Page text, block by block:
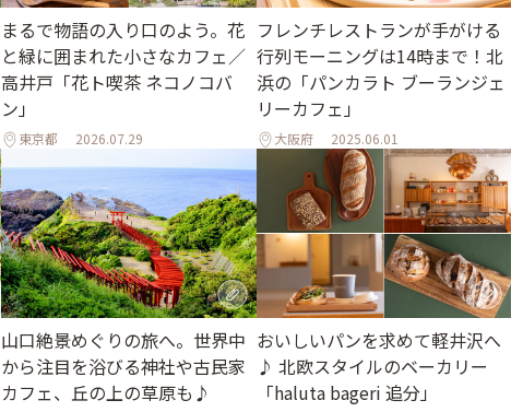
まるで物語の入り口のよう。花
と緑に囲まれた小さなカフェ／
高井戸「花ト喫茶 ネコノコバ
ン」
東京都 2026.07.29
フレンチレストランが手がける
行列モーニングは14時まで！北
浜の「パンカラト ブーランジェ
リーカフェ」
大阪府 2025.06.01
山口絶景めぐりの旅へ。世界中
から注目を浴びる神社や古民家
カフェ、丘の上の草原も♪
おいしいパンを求めて軽井沢へ
♪ 北欧スタイルのベーカリー
「haluta bageri 追分」